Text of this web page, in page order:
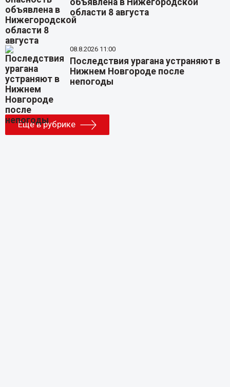
области 8 августа
08.8.2026 11:00
Последствия урагана устраняют в
Нижнем Новгороде после
непогоды
Еще в рубрике